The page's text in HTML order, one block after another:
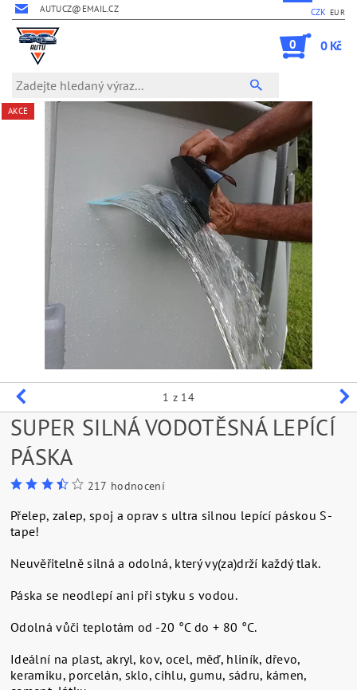
AUTUCZ@EMAIL.CZ CZK EUR
0 0 Kč
AKCE
1 z 14
SUPER SILNÁ VODOTĚSNÁ LEPÍCÍ
PÁSKA
217 hodnocení
Přelep, zalep, spoj a oprav s ultra silnou lepící páskou S-
tape!
Neuvěřitelně silná a odolná, který vy(za)drží každý tlak.
Páska se neodlepí ani při styku s vodou.
Odolná vůči teplotám od -20 °C do + 80 °C.
Ideální na plast, akryl, kov, ocel, měď, hliník, dřevo,
keramiku, porcelán, sklo, cihlu, gumu, sádru, kámen,